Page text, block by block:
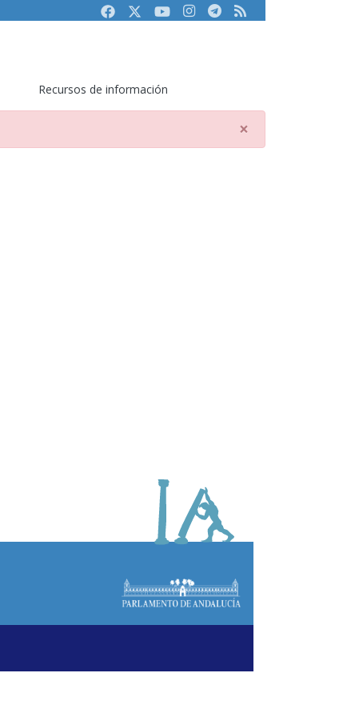
FacebookTwitterYoutubeInstagram
Telegram
RSS
Recursos de información
×